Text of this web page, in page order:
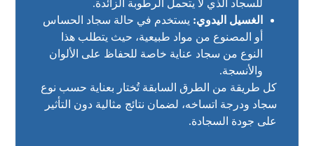
للسجاد الذي لا يتحمل الرطوبة الزائدة.
الغسيل اليدوي: يستخدم في حالة سجاد الحساس
أو المصنوع من مواد طبيعية، حيث يتطلب هذا
النوع من سجاد عناية خاصة للحفاظ على الألوان
والأنسجة.
كل طريقة من الطرق السابقة تُختار بعناية حسب نوع
سجاد ودرجة اتساخه، لضمان نتائج مثالية دون التأثير
على جودة السجادة.